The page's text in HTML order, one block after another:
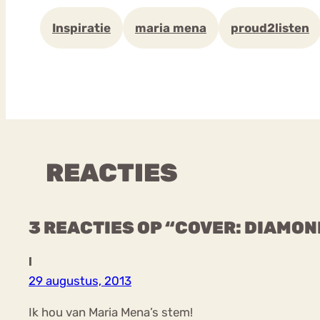
Inspiratie maria mena proud2listen
REACTIES
3 REACTIES OP “COVER:
l
29 augustus, 2013
Ik hou van Maria Mena’s stem!